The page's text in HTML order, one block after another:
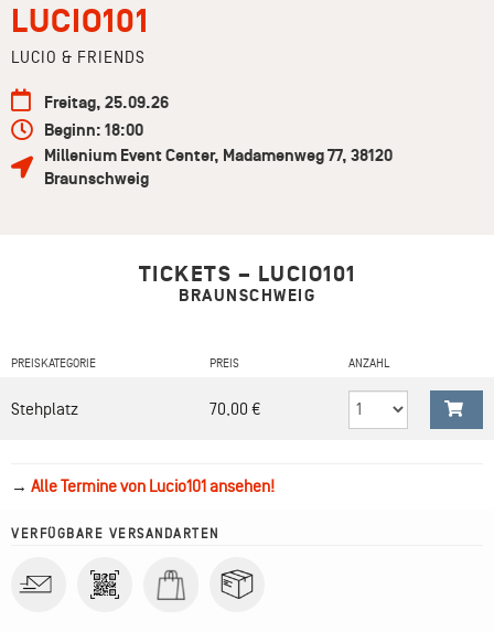
LUCIO101
LUCIO & FRIENDS
Freitag, 25.09.26
Beginn: 18:00
Millenium Event Center, Madamenweg 77, 38120
Braunschweig
TICKETS – LUCIO101
BRAUNSCHWEIG
PREISKATEGORIE PREIS ANZAHL
Stehplatz 70,00 €
→ Alle Termine von Lucio101 ansehen!
VERFÜGBARE VERSANDARTEN